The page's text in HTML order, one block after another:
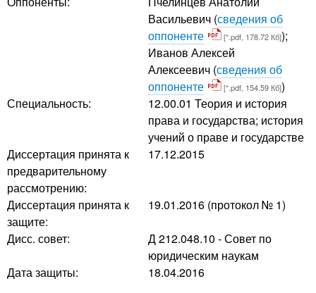
Васильевич (сведения об
оппоненте
[*.pdf, 178.72 Кб]);
Иванов Алексей
Алексеевич (сведения об
оппоненте
[*.pdf, 154.59 Кб])
Специальность:
12.00.01 Теория и история
права и государства; история
учений о праве и государстве
Диссертация принята к
предварительному
рассмотрению:
17.12.2015
Диссертация принята к
защите:
19.01.2016 (протокол № 1)
Дисс. совет:
Д 212.048.10 - Совет по
юридическим наукам
Дата защиты:
18.04.2016